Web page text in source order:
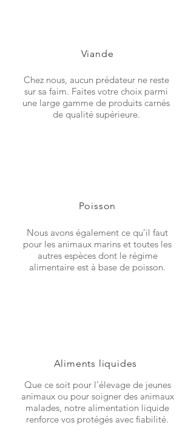
Viande
Chez nous, aucun prédateur ne reste
sur sa faim. Faites votre choix parmi
une large gamme de produits carnés
de qualité supérieure.
Poisson
Nous avons également ce qu’il faut
pour les animaux marins et toutes les
autres espèces dont le régime
alimentaire est à base de poisson.
Aliments liquides
Que ce soit pour l’élevage de jeunes
animaux ou pour soigner des animaux
malades, notre alimentation liquide
renforce vos protégés avec fiabilité.